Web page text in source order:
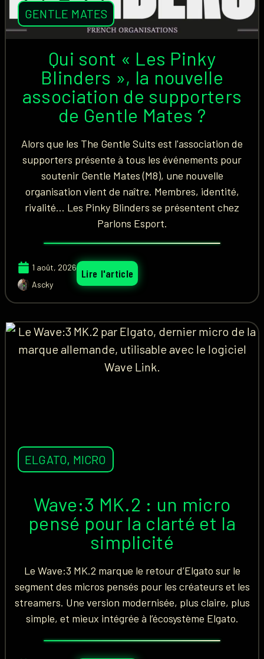
GENTLE MATES
Qui sont « Les Pinky
Blinders », la nouvelle
association de supporters
de Gentle Mates ?
Alors que les The Gentle Suits est l'association de
supporters présente à tous les événements pour
soutenir Gentle Mates (M8), une nouvelle
organisation vient de naître. Membres, identité,
rivalité... Les Pinky Blinders se présentent chez
Parlons Esport.
1 août, 2026
Ascky
Lire l'article
ELGATO, MICRO
Wave:3 MK.2 : un micro
pensé pour la clarté et la
simplicité
Le Wave:3 MK.2 marque le retour d’Elgato sur le
segment des micros pensés pour les créateurs et les
streamers. Une version modernisée, plus claire, plus
simple, et mieux intégrée à l’écosystème Elgato.